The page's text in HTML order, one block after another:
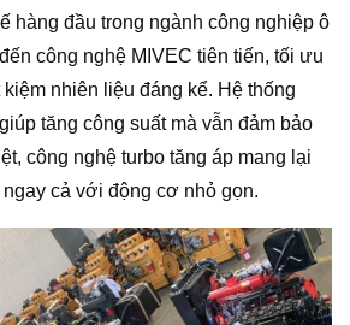
hàng đầu trong ngành công nghiệp ô
công nghệ MIVEC tiên tiến, tối ưu
nhiên liệu đáng kể. Hệ thống
tăng công suất mà vẫn đảm bảo
công nghệ turbo tăng áp mang lại
cả với động cơ nhỏ gọn.